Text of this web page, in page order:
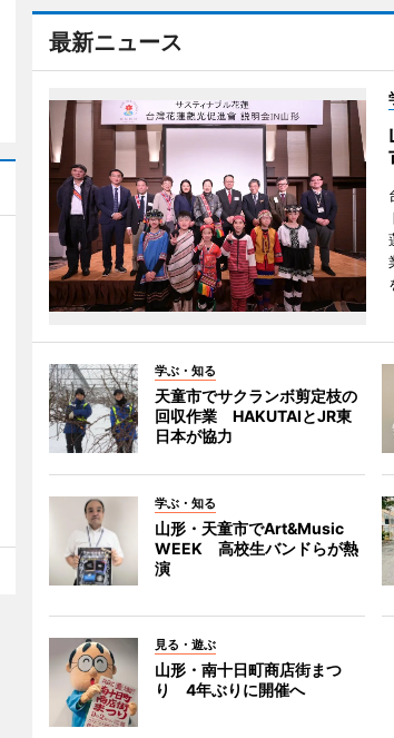
最新ニュース
学ぶ・知る
天童市でサクランボ剪定枝の
回収作業 HAKUTAIとJR東
日本が協力
学ぶ・知る
山形・天童市でArt&Music
WEEK 高校生バンドらが熱
演
見る・遊ぶ
山形・南十日町商店街まつ
り 4年ぶりに開催へ